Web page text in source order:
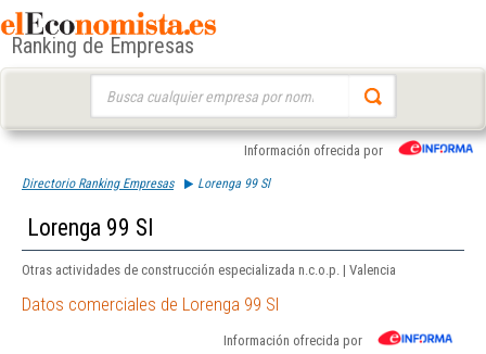
Ranking de Empresas
Información ofrecida por
Directorio Ranking Empresas Lorenga 99 Sl
Lorenga 99 Sl
Otras actividades de construcción especializada n.c.o.p. | Valencia
Datos comerciales de Lorenga 99 Sl
Información ofrecida por